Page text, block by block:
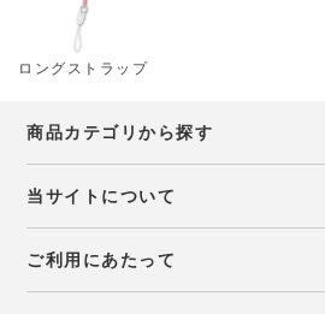
ロングストラップ
商品カテゴリから探す
当サイトについて
ご利用にあたって